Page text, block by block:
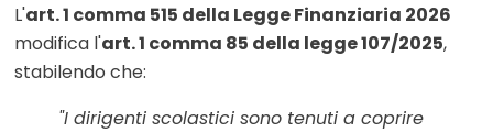
L'art. 1 comma 515 della Legge Finanziaria 2026
modifica l'art. 1 comma 85 della legge 107/2025,
stabilendo che:
"I dirigenti scolastici sono tenuti a coprire